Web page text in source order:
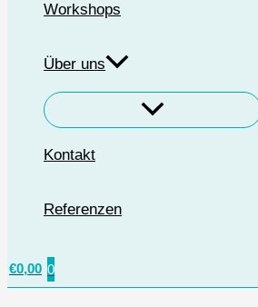
Workshops
Über uns
Kontakt
Referenzen
€0,00 0